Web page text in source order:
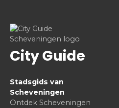
City Guide
Stadsgids van
Scheveningen
Ontdek Scheveningen